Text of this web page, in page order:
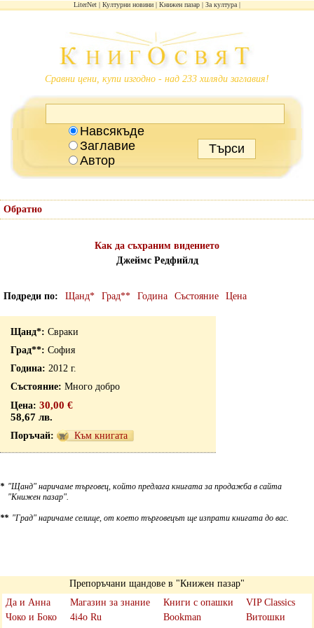
LiterNet Културни новини Книжен пазар За култура
Сравни цени, купи изгодно - над 233 хиляди заглавия!
Навсякъде
Заглавие
Автор
Обратно
Как да съхраним видението
Джеймс Редфийлд
Подреди по Щанд* Град** Година Състояние Цена
Свраки
София
2012 г.
Много добро
30,00 €
58,67 лв.
Към книгата
* "Щанд" наричаме търговец, който предлага книгата за продажба в сайта
"Книжен пазар".
** "Град" наричаме селище, от което търговецът ще изпрати книгата до вас.
Препоръчани щандове в "Книжен пазар"
Да и Анна
Чоко и Боко
Магазин за знание
4i4o Ru
Книги с опашки
Bookman
VIP Classics
Витошки